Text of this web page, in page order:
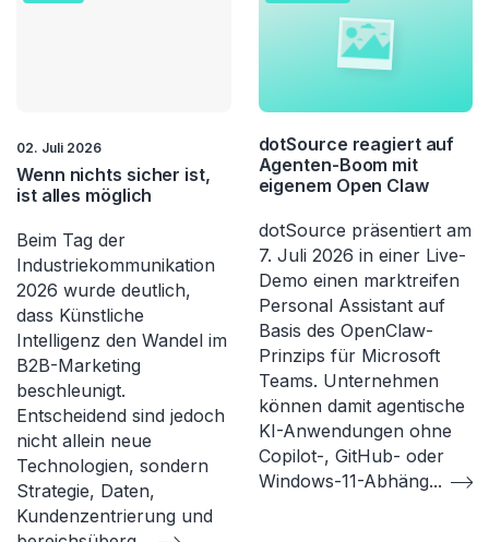
02. Juli 2026
Wenn nichts sicher ist,
ist alles möglich
Beim Tag der
Industriekommunikation
2026 wurde deutlich,
dass Künstliche
Intelligenz den Wandel im
B2B-Marketing
beschleunigt.
Entscheidend sind jedoch
nicht allein neue
Technologien, sondern
Strategie, Daten,
Kundenzentrierung und
dotSource reagiert auf
Agenten-Boom mit
eigenem Open Claw
dotSource präsentiert am
7. Juli 2026 in einer Live-
Demo einen marktreifen
Personal Assistant auf
Basis des OpenClaw-
Prinzips für Microsoft
Teams. Unternehmen
können damit agentische
KI-Anwendungen ohne
Copilot-, GitHub- oder
Windows-11-Abhäng...